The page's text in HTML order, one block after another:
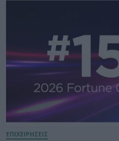
ΕΠΙΧΕΙΡΗΣΕΙΣ